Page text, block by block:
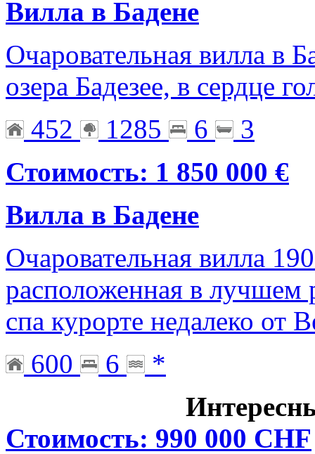
Вилла в Бадене
Очаровательная вилла в
озера Бадезее, в сердце
452
1285 6
3
Стоимость: 1 850 000 €
Вилла в Бадене
Очаровательная вилла
расположенная в лучшем
спа курорте недалеко от
600
6
*
Стоимость: 990 000 CHF